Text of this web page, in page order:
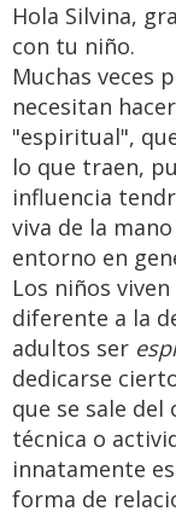
Hola Silvina,
con tu niño.
Muchas veces
necesitan
"espiritual",
lo que traen,
influencia
viva de la
entorno en
Los niños
diferente a la
adultos ser
dedicarse
que se sale
técnica o
innatamente
forma de